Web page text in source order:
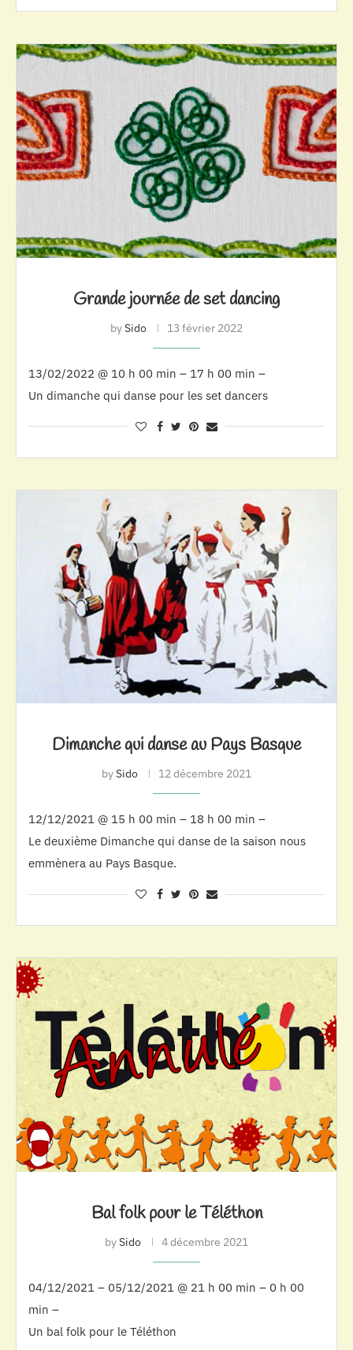
Grande journée de set dancing
bySido 13 février 2022
13/02/2022 @ 10 h 00 min – 17 h 00 min –
Un dimanche qui danse pour les set dancers
Dimanche qui danse au Pays Basque
bySido 12 décembre 2021
12/12/2021 @ 15 h 00 min – 18 h 00 min –
Le deuxième Dimanche qui danse de la saison nous
emmènera au Pays Basque.
Bal folk pour le Téléthon
bySido 4 décembre 2021
04/12/2021 – 05/12/2021 @ 21 h 00 min – 0 h 00
min –
Un bal folk pour le Téléthon